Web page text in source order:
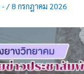
-/8 กรกฎาคม 2026